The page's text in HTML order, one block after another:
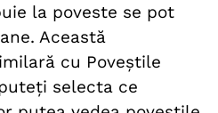
la poveste se pot
Această
cu Poveștile
selecta ce